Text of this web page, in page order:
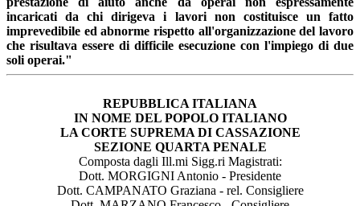
incaricati da chi dirigeva i lavori non costituisce un fatto
imprevedibile ed abnorme rispetto all'organizzazione del lavoro
che risultava essere di difficile esecuzione con l'impiego di due
soli operai."
REPUBBLICA ITALIANA
IN NOME DEL POPOLO ITALIANO
LA CORTE SUPREMA DI CASSAZIONE
SEZIONE QUARTA PENALE
Composta dagli Ill.mi Sigg.ri Magistrati:
Dott. MORGIGNI Antonio - Presidente
Dott. CAMPANATO Graziana - rel. Consigliere